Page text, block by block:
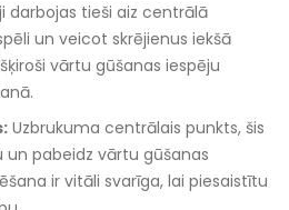
darbojas tieši aiz centrālā
un veicot skrējienus iekšā
vārtu gūšanas iespēju
Uzbrukuma centrālais punkts, šis
pabeidz vārtu gūšanas
ir vitāli svarīga, lai piesaistītu